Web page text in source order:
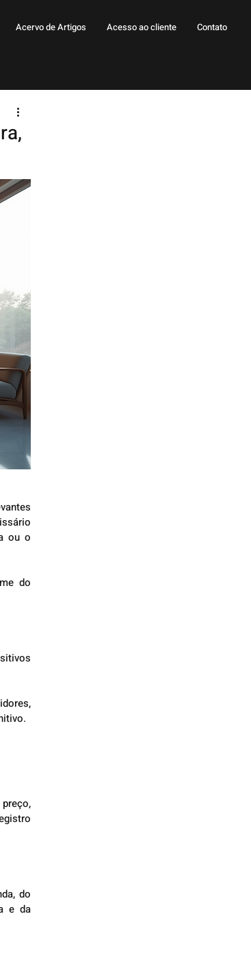
Acervo de Artigos Acesso ao cliente Contato
ou o
do
do
e da